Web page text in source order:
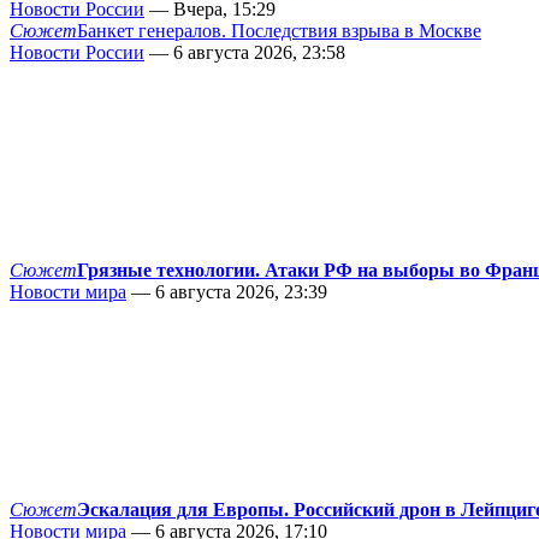
Новости России — Вчера, 15:29
СюжетБанкет генералов. Последствия взрыва в Москве
Новости России — 6 августа 2026, 23:58
СюжетГрязные технологии. Атаки РФ на выборы во
Новости мира — 6 августа 2026, 23:39
СюжетЭскалация для Европы. Российский дрон в
Новости мира — 6 августа 2026, 17:10